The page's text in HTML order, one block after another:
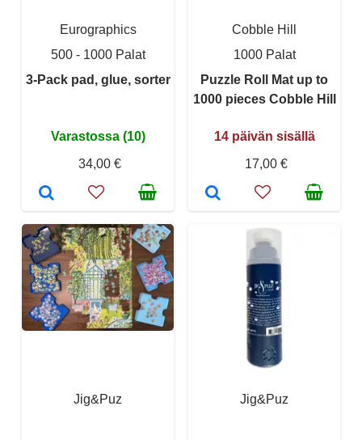
Eurographics
500 - 1000 Palat
3-Pack pad, glue, sorter
Varastossa (10)
34,00 €
Cobble Hill
1000 Palat
Puzzle Roll Mat up to
1000 pieces Cobble Hill
14 päivän sisällä
17,00 €
Jig&Puz Jig&Puz